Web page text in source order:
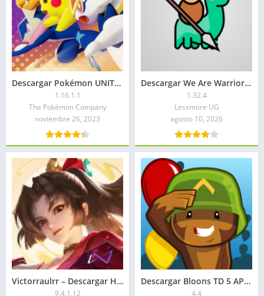
Descargar Pokémon UNITE APK 2026 Gratis para Android
1.16.1.1
The Pokémon Company
noviembre 26, 2023
Descargar We Are Warriors APK Mod 2026
1.32.4
Lessmore UG
agosto 10, 2026
Victorraulrr – Descargar Honor of Kings APK 2026: Para Android
9.4.1.12
Descargar Bloons TD 5 APK Mod 2026: Dinero infinito
4.4